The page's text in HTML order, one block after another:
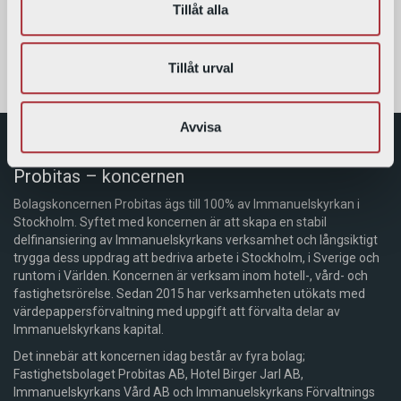
Tillåt alla
Tillåt urval
Avvisa
Vi hänvisar istället till felanmälan via telefon till vår växel08 587
503 70
Probitas – koncernen
Bolagskoncernen Probitas ägs till 100% av Immanuelskyrkan i
Stockholm. Syftet med koncernen är att skapa en stabil
delfinansiering av Immanuelskyrkans verksamhet och långsiktigt
trygga dess uppdrag att bedriva arbete i Stockholm, i Sverige och
runtom i Världen. Koncernen är verksam inom hotell-, vård- och
fastighetsrörelse. Sedan 2015 har verksamheten utökats med
värdepappersförvaltning med uppgift att förvalta delar av
Immanuelskyrkans kapital.
Det innebär att koncernen idag består av fyra bolag;
Fastighetsbolaget Probitas AB, Hotel Birger Jarl AB,
Immanuelskyrkans Vård AB och Immanuelskyrkans Förvaltnings